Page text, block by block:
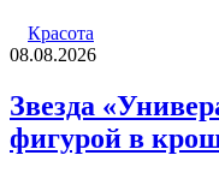
Красота
08.08.2026
Звезда
фигурой в